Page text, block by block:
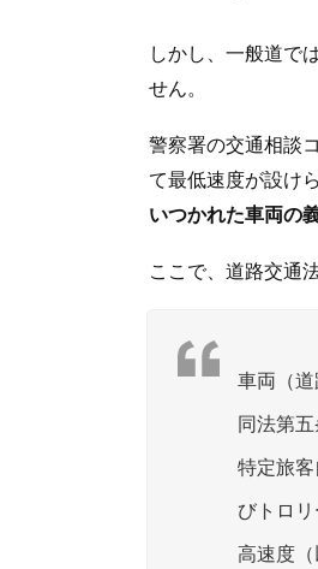
しかし、一般道で
せん。
警察署の交通相談
て最低速度が設け
いつかれた車両の
ここで、道路交通
車両（
同法第
特定旅
びトロ
高速度